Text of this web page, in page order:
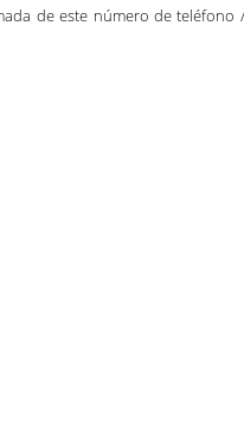
de este número de teléfono